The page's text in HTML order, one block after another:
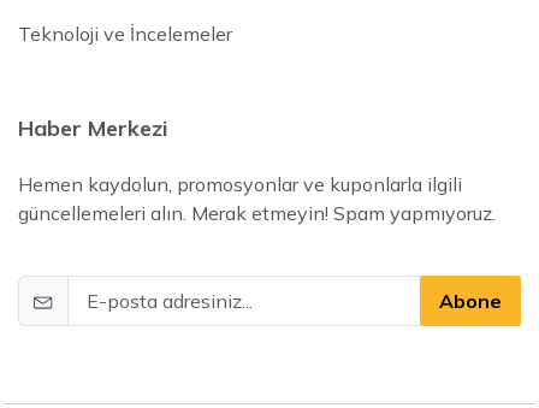
Teknoloji ve İncelemeler
Haber Merkezi
Hemen kaydolun, promosyonlar ve kuponlarla ilgili
güncellemeleri alın. Merak etmeyin! Spam yapmıyoruz.
Abone